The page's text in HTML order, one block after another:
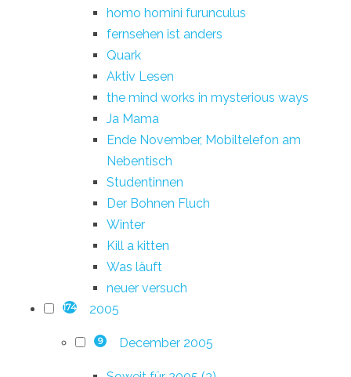
homo homini furunculus
fernsehen ist anders
Quark
Aktiv Lesen
the mind works in mysterious ways
Ja Mama
Ende November, Mobiltelefon am
Nebentisch
Studentinnen
Der Bohnen Fluch
Winter
Kill a kitten
Was läuft
neuer versuch
174 2005
9 December 2005